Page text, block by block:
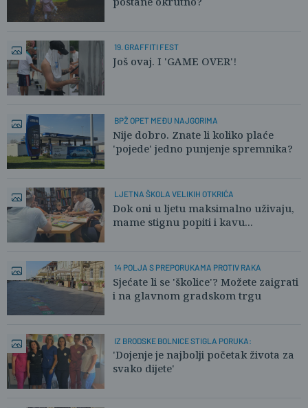
19. GRAFFITI FEST
Još ovaj. I 'GAME OVER'!
BPŽ OPET MEĐU NAJGORIMA
Nije dobro. Znate li koliko plaće
'pojede' jedno punjenje spremnika?
LJETNA ŠKOLA VELIKIH OTKRIĆA
Dok oni u ljetu maksimalno uživaju,
mame stignu popiti i kavu...
14 POLJA S PREPORUKAMA PROTIV RAKA
Sjećate li se 'školice'? Možete zaigrati
i na glavnom gradskom trgu
IZ BRODSKE BOLNICE STIGLA PORUKA:
'Dojenje je najbolji početak života za
svako dijete'